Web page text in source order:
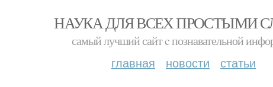
НАУКА ДЛЯ ВСЕХ ПРОСТЫМИ
самый лучший сайт c познавательной
главная новости статьи